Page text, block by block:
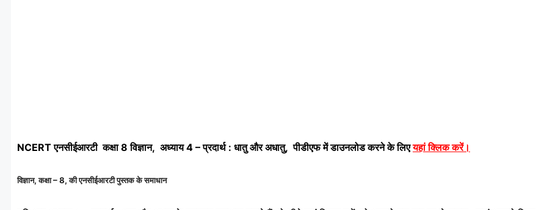
NCERT एनसीईआरटी कक्षा 8 विज्ञान, अध्याय 4 – प्रदार्थ : धातु और अधातु, पीडीएफ में डाउनलोड करने के लिएयहां क्लिक करें।
विज्ञान, कक्षा – 8, की एनसीईआरटी पुस्तक के समाधान